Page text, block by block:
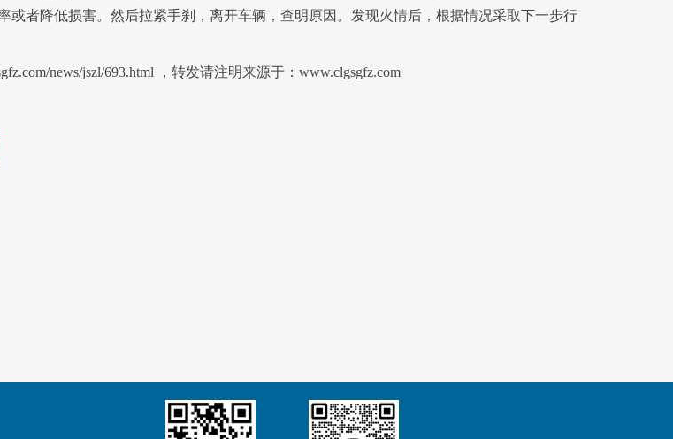
或者降低损害。然后拉紧手刹，离开车辆，查明原因。发现火情后，根据情况采取下一步行
news/jszl/693.html ，转发请注明来源于：www.clgsgfz.com